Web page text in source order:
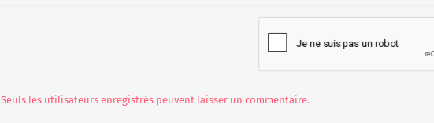
Seuls les utilisateurs enregistrés peuvent laisser un commentaire.